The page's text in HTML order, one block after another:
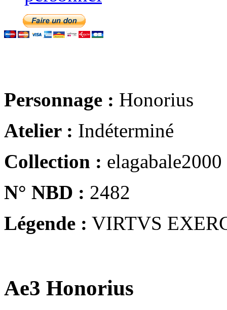
Personnage : Honorius
Atelier : Indéterminé
Collection : elagabale2000
N° NBD : 2482
Légende : VIRTVS
Ae3 Honorius